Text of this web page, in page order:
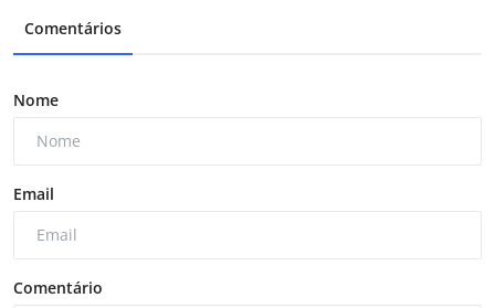
Comentários
Nome
Email
Comentário